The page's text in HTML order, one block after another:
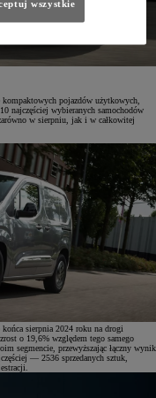
pojazdów użytkowych,
najczęściej wybieranych samochodów
w sierpniu, jak i w całkowitej
sierpnia 2024 roku na drogi
o 19,6% względem tego samego
segmencie, przewyższając łączny wynik
— 2536 sprzedanych sztuk,
wszystkie